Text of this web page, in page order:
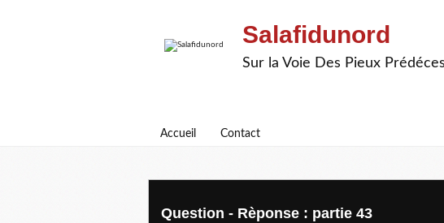
Salafidunord
Sur la Voie Des Pieux
Accueil Contact
Question - Rèponse : partie 43